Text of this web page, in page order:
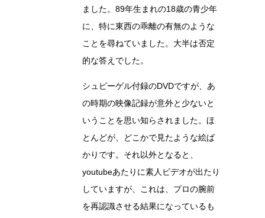
ました。89年生まれの18歳の青少年
に、特に東西の乖離の有無のような
ことを尋ねていました。大半は否定
的な答えでした。
シュピーゲル付録のDVDですが、あ
の時期の映像記録が意外と少ないと
いうことを思い知らされました。ほ
とんどが、どこかで見たような絵ば
かりです。それ以外となると、
youtubeあたりに素人ビデオが出たり
していますが、これは、プロの腕前
を再認識させる結果になっているも